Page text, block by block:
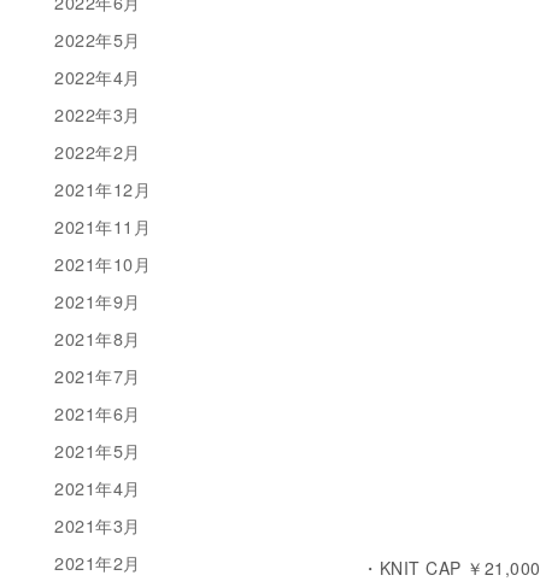
・KNIT CAP ￥
2022年5月
2022年4月
2022年3月
2022年2月
2021年12月
2021年11月
2021年10月
2021年9月
2021年8月
2021年7月
2021年6月
2021年5月
2021年4月
2021年3月
2021年2月